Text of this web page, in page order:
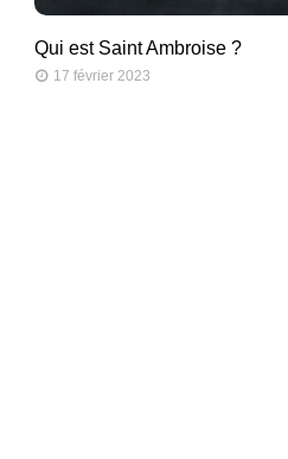
Qui est Saint Ambroise ?
17 février 2023